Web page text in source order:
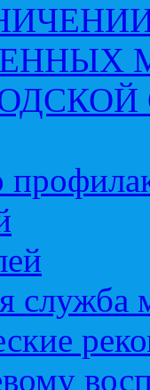
служба